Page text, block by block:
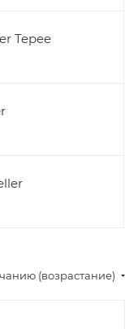
Tepee
(возрастание)